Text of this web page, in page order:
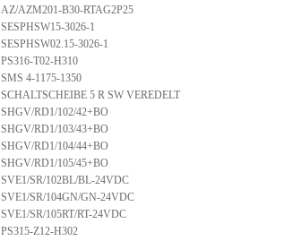
AZ/AZM201-B30-RTAG2P25
SESPHSW15-3026-1
SESPHSW02.15-3026-1
PS316-T02-H310
SMS 4-1175-1350
SCHALTSCHEIBE 5 R SW VEREDELT
SHGV/RD1/102/42+BO
SHGV/RD1/103/43+BO
SHGV/RD1/104/44+BO
SHGV/RD1/105/45+BO
SVE1/SR/102BL/BL-24VDC
SVE1/SR/104GN/GN-24VDC
SVE1/SR/105RT/RT-24VDC
PS315-Z12-H302